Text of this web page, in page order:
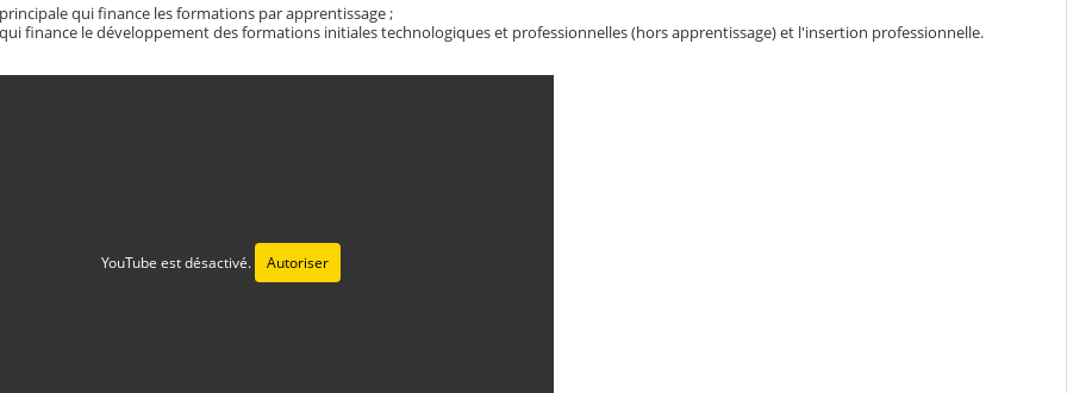
qui finance les formations par apprentissage ;
finance le développement des formations initiales technologiques et professionnelles (hors apprentissage) et l'insertion professionnelle.
YouTube est désactivé. Autoriser